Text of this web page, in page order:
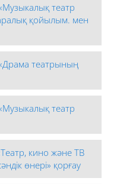
театр
қойылым. мен
театрының
театр
кино және ТВ
өнері» қорғау